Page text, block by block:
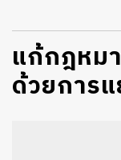
แก้กฎหม
ด้วยการ